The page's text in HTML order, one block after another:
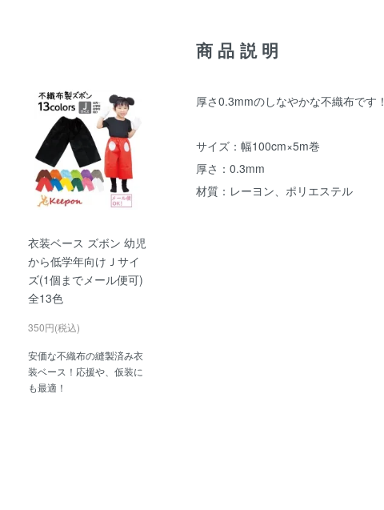
商品説明
厚さ0.3mmのしなやかな不織布です！
サイズ：幅100cm×5m巻
厚さ：0.3mm
材質：レーヨン、ポリエステル
衣装ベース ズボン 幼児
から低学年向けＪサイ
ズ(1個までメール便可)
全13色
350円(税込)
安価な不織布の縫製済み衣
装ベース！応援や、仮装に
も最適！